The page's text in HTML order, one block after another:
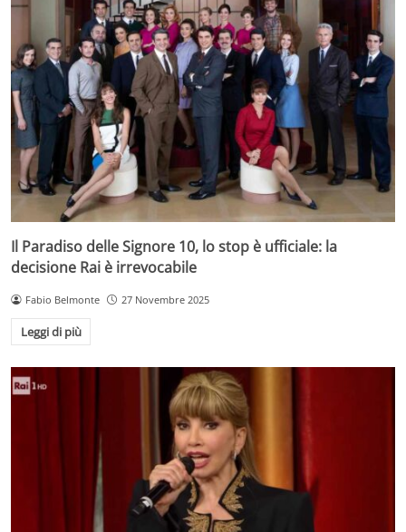
Il Paradiso delle Signore 10, lo stop è ufficiale: la
decisione Rai è irrevocabile
Fabio Belmonte 27 Novembre 2025
Leggi di più